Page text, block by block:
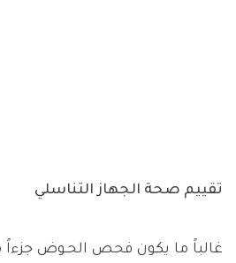
تقييم صحة الجهاز التناسلي
غالباً ما يكون فحص الحـوض